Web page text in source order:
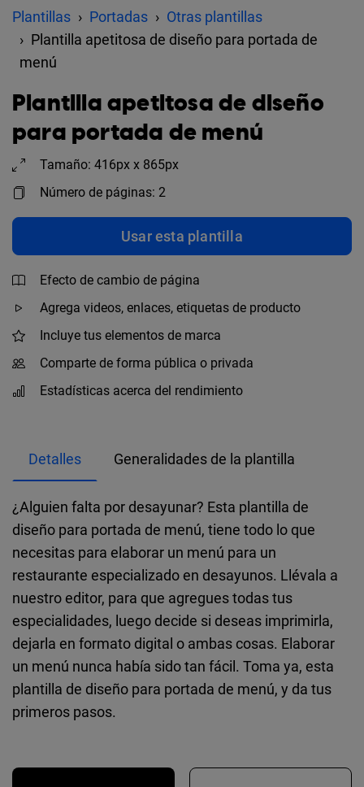
Plantillas Portadas
Otras plantillas
Plantilla apetitosa de diseño para portada de
menú
Plantilla apetitosa de diseño
para portada de menú
Tamaño: 416px x 865px
Número de páginas: 2
Usar esta plantilla
Efecto de cambio de página
Agrega videos, enlaces, etiquetas de producto
Incluye tus elementos de marca
Comparte de forma pública o privada
Estadísticas acerca del rendimiento
Detalles Generalidades de la plantilla
¿Alguien falta por desayunar? Esta plantilla de
diseño para portada de menú, tiene todo lo que
necesitas para elaborar un menú para un
restaurante especializado en desayunos. Llévala a
nuestro editor, para que agregues todas tus
especialidades, luego decide si deseas imprimirla,
dejarla en formato digital o ambas cosas. Elaborar
un menú nunca había sido tan fácil. Toma ya, esta
plantilla de diseño para portada de menú, y da tus
primeros pasos.